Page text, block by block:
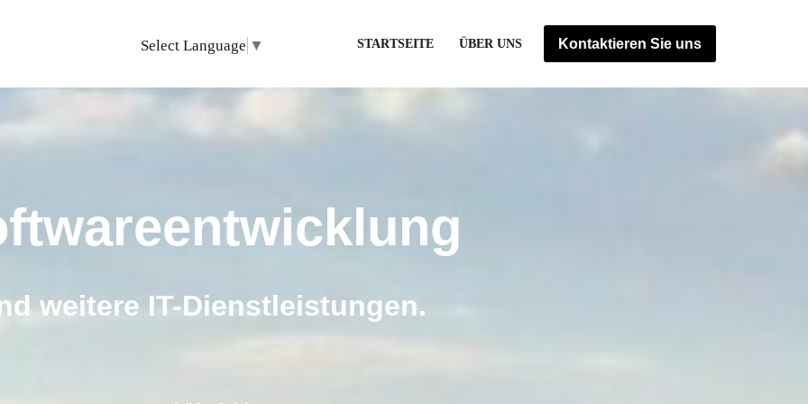
Select Language ▼ STARTSEITE ÜBER UNS Kontaktieren Sie uns
weitere IT-Dienstleistungen.